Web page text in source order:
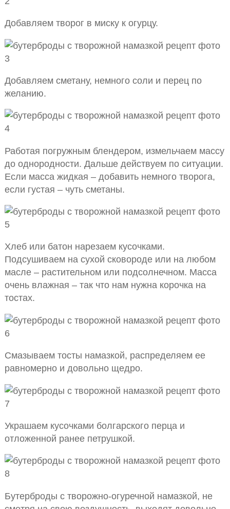
Добавляем творог в миску к огурцу.
Добавляем сметану, немного соли и перец по
желанию.
Работая погружным блендером, измельчаем массу
до однородности. Дальше действуем по ситуации.
Если масса жидкая – добавить немного творога,
если густая – чуть сметаны.
Хлеб или батон нарезаем кусочками.
Подсушиваем на сухой сковороде или на любом
масле – растительном или подсолнечном. Масса
очень влажная – так что нам нужна корочка на
тостах.
Смазываем тосты намазкой, распределяем ее
равномерно и довольно щедро.
Украшаем кусочками болгарского перца и
отложенной ранее петрушкой.
Бутерброды с творожно-огуречной намазкой, не